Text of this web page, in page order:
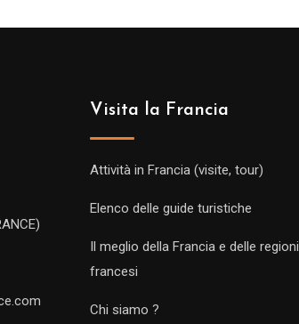
Visita la Francia
Attività in Francia (visite, tour)
Elenco delle guide turistiche
Il meglio della Francia e delle regioni
francesi
Chi siamo ?